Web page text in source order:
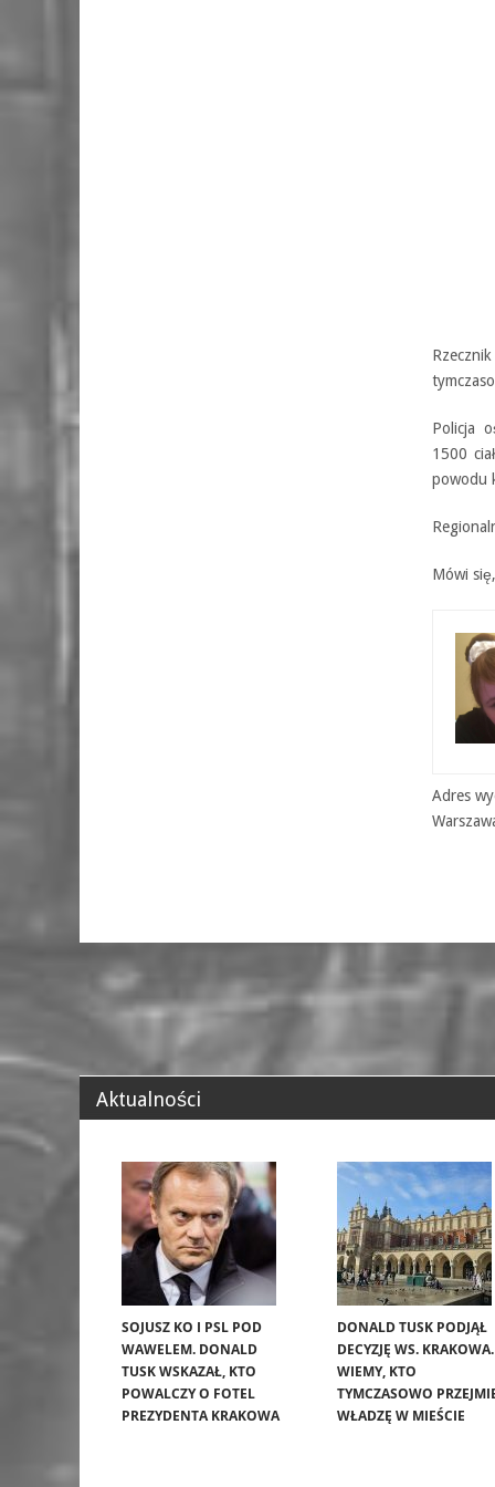
Policja
1500
powodu
Mówi
Adres
Aktualności
SOJUSZ KO I PSL POD
WAWELEM. DONALD
TUSK WSKAZAŁ, KTO
POWALCZY O FOTEL
PREZYDENTA KRAKOWA
DONALD TUSK PODJĄŁ
DECYZJĘ WS. KRAKOWA.
WIEMY, KTO
TYMCZASOWO
WŁADZĘ W MIEŚCIE